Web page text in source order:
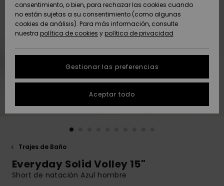
Novedades
Destacados
Novedades
Destacados
Comunidad
AYUDA &
CONTACTO
Protección de
datos
personales
Inicia una
conversación
conversación
SOSTENIBILIDAD
Trajes de Baño
Everyday Solid Volley 15"
Short de natación Azul hombre
consentimiento, o bien, para rechazar las cookies cuando
no están sujetas a su consentimiento (como algunas
cookies de análisis). Para más información, consulte
nuestra política de cookies y política de privacidad
Gestionar las preferencias
Aceptar todo